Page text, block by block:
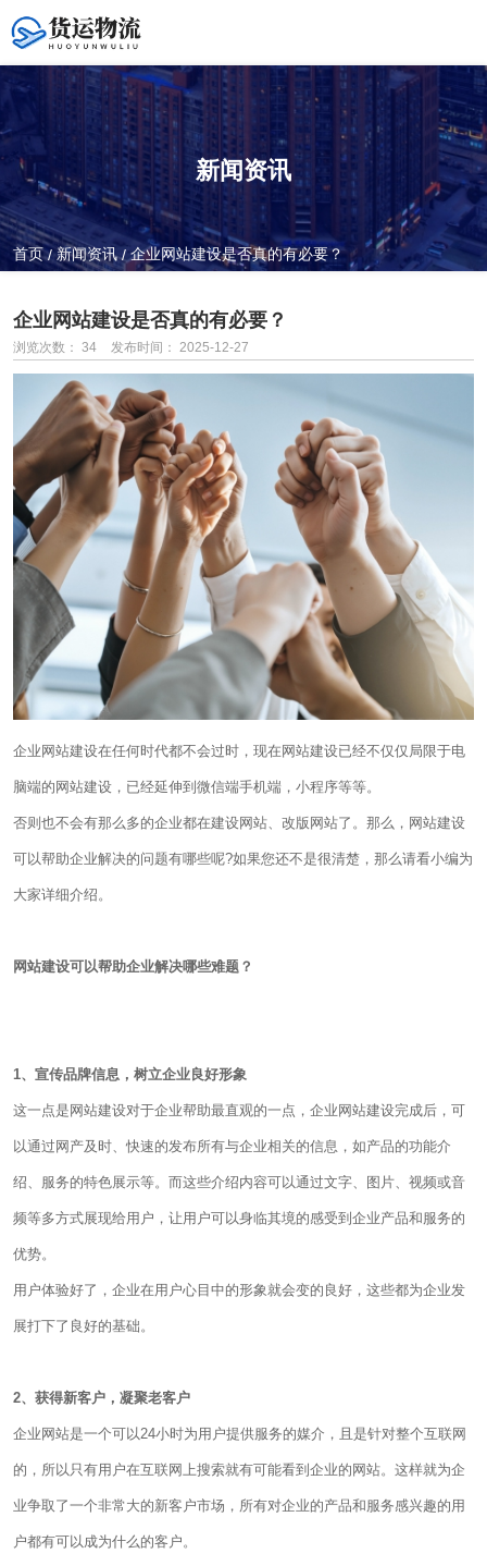
全国服务热线
400-0371-098
新闻资讯
首页/新闻资讯 /企业网站建设是否真的有必要？
企业网站建设是否真的有必要？
浏览次数： 34 发布时间： 2025-12-27
企业网站建设在任何时代都不会过时，现在网站建设已经不仅仅局限于电
脑端的网站建设，已经延伸到微信端手机端，小程序等等。
否则也不会有那么多的企业都在建设网站、改版网站了。那么，网站建设
可以帮助企业解决的问题有哪些呢?如果您还不是很清楚，那么请看小编为
大家详细介绍。
网站建设可以帮助企业解决哪些难题？
1、宣传品牌信息，树立企业良好形象
这一点是网站建设对于企业帮助最直观的一点，企业网站建设完成后，可
以通过网产及时、快速的发布所有与企业相关的信息，如产品的功能介
绍、服务的特色展示等。而这些介绍内容可以通过文字、图片、视频或音
频等多方式展现给用户，让用户可以身临其境的感受到企业产品和服务的
优势。
用户体验好了，企业在用户心目中的形象就会变的良好，这些都为企业发
展打下了良好的基础。
2、获得新客户，凝聚老客户
企业网站是一个可以24小时为用户提供服务的媒介，且是针对整个互联网
的，所以只有用户在互联网上搜索就有可能看到企业的网站。这样就为企
业争取了一个非常大的新客户市场，所有对企业的产品和服务感兴趣的用
户都有可以成为什么的客户。